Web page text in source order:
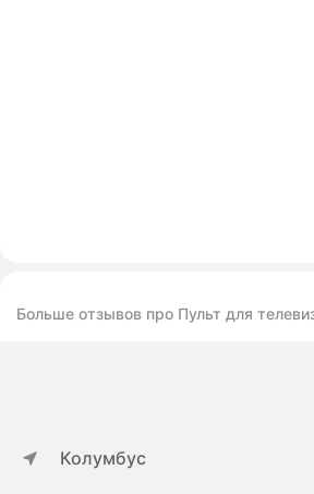
Больше отзывов про Пульт для
Колумбус